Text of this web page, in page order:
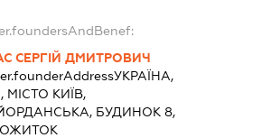
СЕРГІЙ ДМИТРОВИЧ
УКРАЇНА,
МІСТО КИЇВ,
БУДИНОК 8,